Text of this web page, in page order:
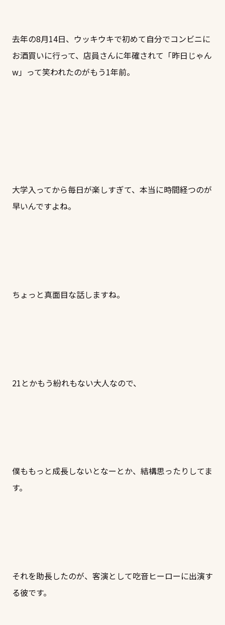
去年の8月14日、ウッキウキで初めて自分でコンビニに
お酒買いに行って、店員さんに年確されて「昨日じゃん
w」って笑われたのがもう1年前。
大学入ってから毎日が楽しすぎて、本当に時間経つのが
早いんですよね。
ちょっと真面目な話しますね。
21とかもう紛れもない大人なので、
僕ももっと成長しないとなーとか、結構思ったりしてま
す。
それを助長したのが、客演として吃音ヒーローに出演す
る彼です。